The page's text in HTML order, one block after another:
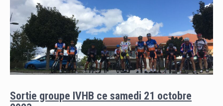
Sortie groupe IVHB ce samedi 21 octobre